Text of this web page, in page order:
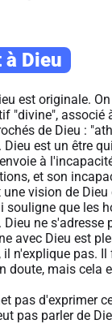
à Dieu
est originale.
"divine", associé
de Dieu :
Dieu est un être
à
et son
vision de Dieu
souligne que les
Dieu ne s'adresse
avec Dieu est
il n'explique pas.
doute, mais cela
pas d'exprimer
pas parler de